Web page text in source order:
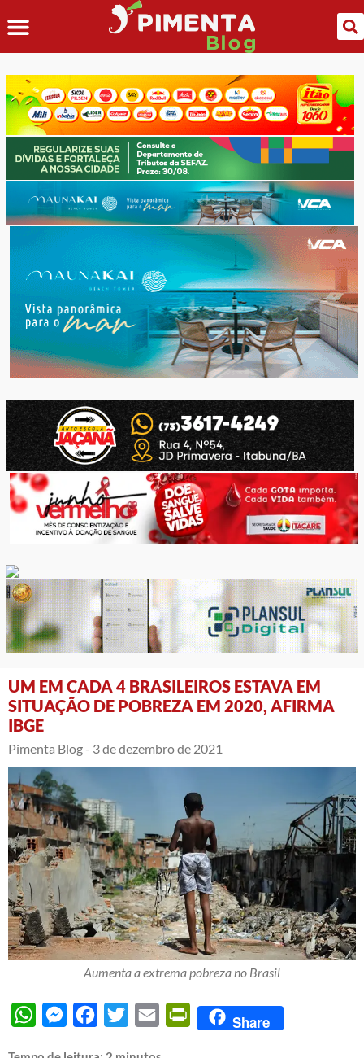
UM EM CADA 4 BRASILEIROS ESTAVA EM
SITUAÇÃO DE POBREZA EM 2020, AFIRMA
IBGE
Pimenta Blog - 3 de dezembro de 2021
Aumenta a extrema pobreza no Brasil
WhatsAppMessengerFacebook
Twitter Email PrintFriendly
Share